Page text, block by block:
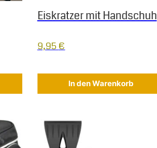
Eiskratzer mit Handschuh
9,95€
In den Warenkorb